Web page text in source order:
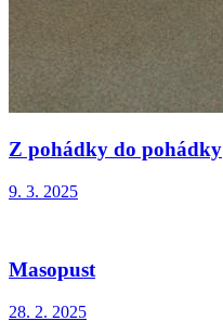
Z pohádky do pohádky
9. 3. 2025
Masopust
28. 2. 2025